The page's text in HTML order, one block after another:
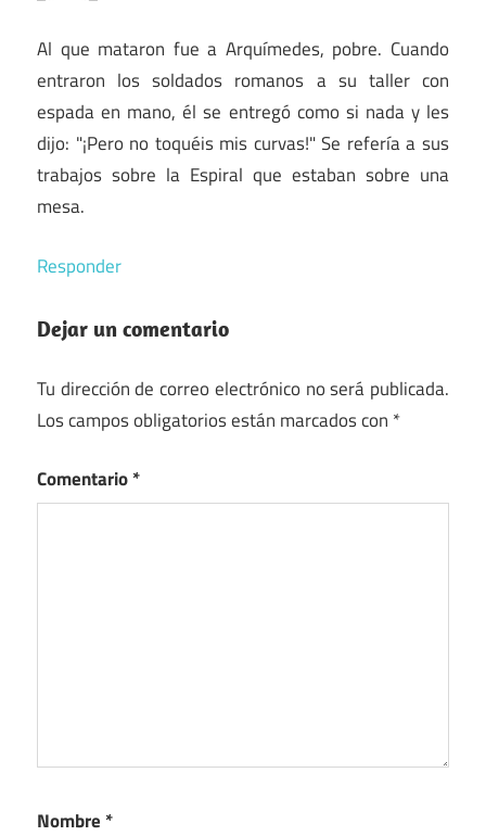
Al que mataron fue a Arquímedes, pobre. Cuando
entraron los soldados romanos a su taller con
espada en mano, él se entregó como si nada y les
dijo: "¡Pero no toquéis mis curvas!" Se refería a sus
trabajos sobre la Espiral que estaban sobre una
mesa.
Responder
Dejar un comentario
Tu dirección de correo electrónico no será publicada.
Los campos obligatorios están marcados con *
Comentario*
Nombre *